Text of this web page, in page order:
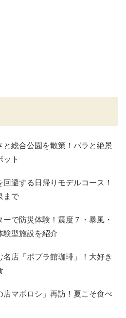
と総合公園を散策！バラと絶景
ット
回避する日帰りモデルコース！
まで
で防災体験！震度７・暴風・
験型施設を紹介
名店「ポプラ館珈琲」！大好き
店マボロシ」再訪！夏こそ食べ